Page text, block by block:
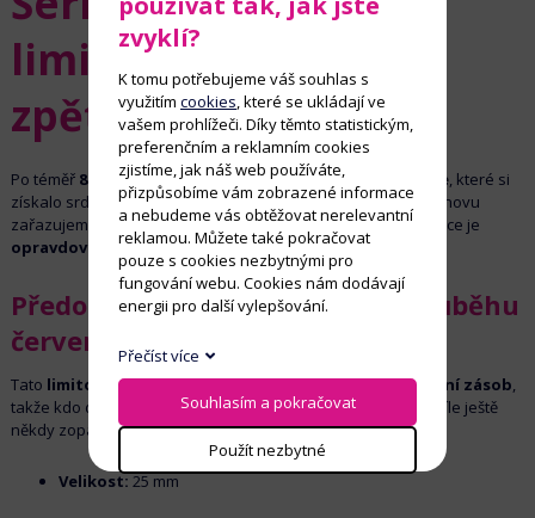
limitovaná edice je
zpět!
Po téměř 8 letechse vracíikonické boilies Šerifovy koule, které si
získalo srdce rybářů po celé republice. Na vaše žádosti ho znovu
zařazujeme do portfolia CZ‑B a věřte, že tahle návratová edice je
opravdová pecka!
Předobjednávka – odesílání v průběhu
července 2026
Tato limitovaná edicebude dostupnápouze do vyprodání zásob,
takže kdo dřív objedná, ten chytá. Nevíme, jestli se tahle chvíle ještě
někdy zopakuje – tak se radši dobře zásob.
Velikost:25 mm
zvyklí?
K tomu potřebujeme váš souhlas s
využitím cookies, které se ukládají ve
vašem prohlížeči. Díky těmto statistickým,
preferenčním a reklamním cookies
zjistíme, jak náš web používáte,
přizpůsobíme vám zobrazené informace
a nebudeme vás obtěžovat nerelevantní
reklamou. Můžete také pokračovat
pouze s cookies nezbytnými pro
fungování webu. Cookies nám dodávají
energii pro další vylepšování.
Přečíst více
Souhlasím a pokračovat
Použít nezbytné